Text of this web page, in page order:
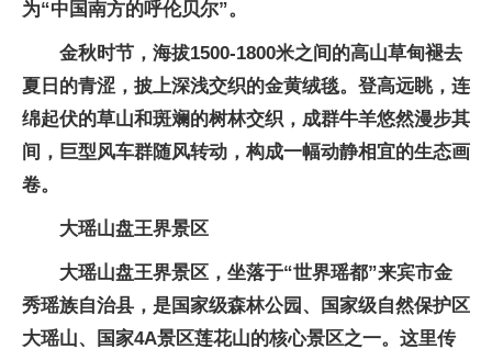
为“中国南方的呼伦贝尔”。
金秋时节，海拔1500-1800米之间的高山草甸褪去
夏日的青涩，披上深浅交织的金黄绒毯。登高远眺，连
绵起伏的草山和斑斓的树林交织，成群牛羊悠然漫步其
间，巨型风车群随风转动，构成一幅动静相宜的生态画
卷。
大瑶山盘王界景区
大瑶山盘王界景区，坐落于“世界瑶都”来宾市金
秀瑶族自治县，是国家级森林公园、国家级自然保护区
大瑶山、国家4A景区莲花山的核心景区之一。这里传